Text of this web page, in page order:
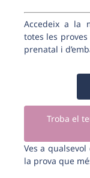
Accedeix a la
totes les
prenatal i
Troba el
Ves a
la prova que